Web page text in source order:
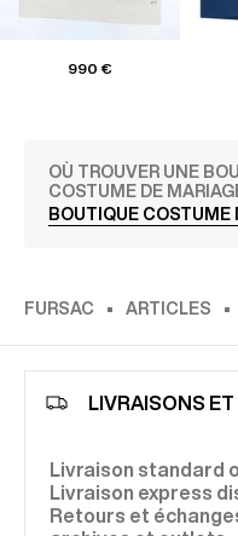
990 €
OÙ TROUVER UNE
COSTUME DE
BOUTIQUE COSTUME
FURSAC ARTICLES
LIVRAISONS
Livraison standard
Livraison express
Retours et